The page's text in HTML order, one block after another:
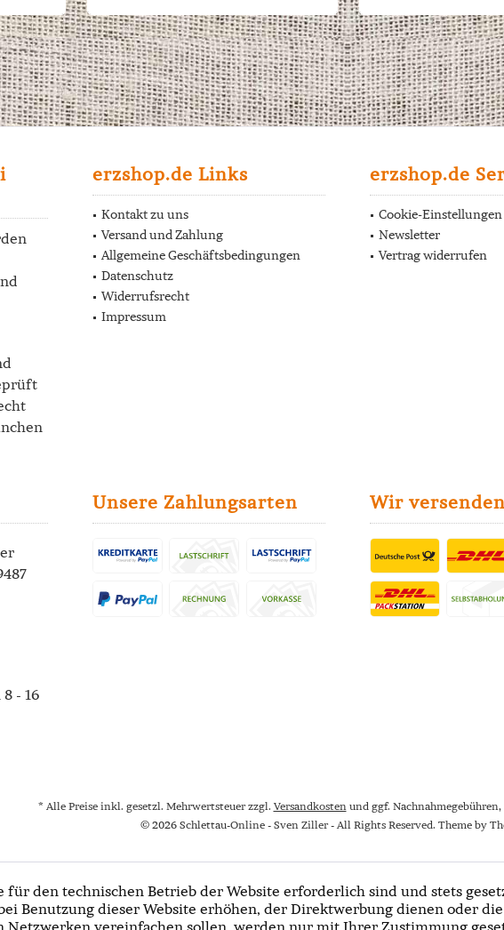
erzshop.de Links
Kontakt zu uns
Versand und Zahlung
Allgemeine Geschäftsbedingungen
Datenschutz
Widerrufsrecht
Impressum
erzshop.de
Cookie-Einstellungen
Newsletter
Vertrag widerrufen
- 16
Unsere Zahlungsarten Wir
* Alle Preise inkl. gesetzl. Mehrwertsteuer zzgl. Versandkosten und ggf.
© 2026 Schlettau-Online - Sven Ziller - All Rights Reserved. Theme by
für den technischen Betrieb der Website erforderlich sind und stets
Benutzung dieser Website erhöhen, der Direktwerbung dienen oder
Netzwerken vereinfachen sollen, werden nur mit Ihrer Zustimmung